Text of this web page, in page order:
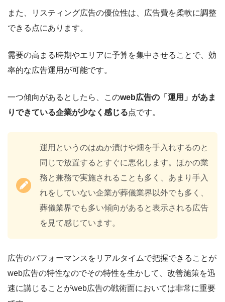
また、リスティング広告の優位性は、広告費を柔軟に調整
できる点にあります。
需要の高まる時期やエリアに予算を集中させることで、効
率的な広告運用が可能です。
一つ傾向があるとしたら、このweb広告の「運用」があま
りできている企業が少なく感じる点です。
運用というのはぬか漬けや畑を手入れするのと
同じで放置するとすぐに悪化します。ほかの業
務と兼務で実施されることも多く、あまり手入
れをしていない企業が葬儀業界以外でも多く、
葬儀業界でも多い傾向があると表示される広告
を見て感じています。
広告のパフォーマンスをリアルタイムで把握できることが
web広告の特性なのでその特性を生かして、改善施策を迅
速に講じることがweb広告の戦術面においては非常に重要